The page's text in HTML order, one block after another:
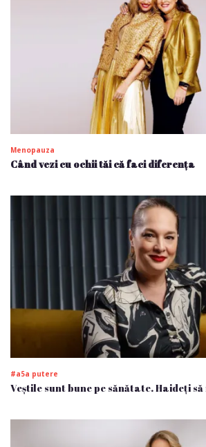
Menopauza
Când vezi cu ochii tăi că faci diferența
#a5a putere
Veștile sunt bune pe sănătate. Haideți